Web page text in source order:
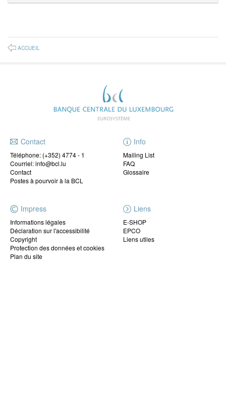
ACCUEIL
Contact
Téléphone: (+352) 4774 - 1
Courriel: info@bcl.lu
Contact
Postes à pourvoir à la BCL
Info
Mailing List
FAQ
Glossaire
Impress
Informations légales
Déclaration sur l'accessibilité
Copyright
Protection des données et cookies
Plan du site
Liens
E-SHOP
EPCO
Liens utiles